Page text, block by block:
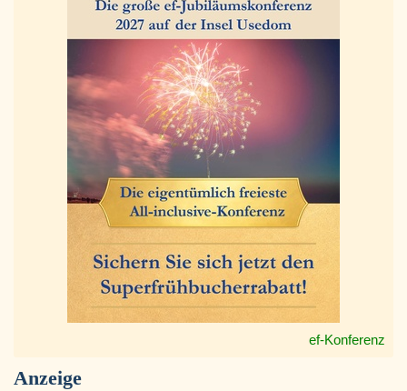
ef-Konferenz
Anzeige